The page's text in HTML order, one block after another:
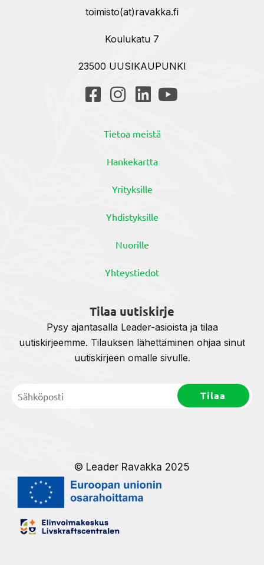
toimisto(at)ravakka.fi
Koulukatu 7
23500 UUSIKAUPUNKI
Tietoa meistä
Hankekartta
Yrityksille
Yhdistyksille
Nuorille
Yhteystiedot
Tilaa uutiskirje
Pysy ajantasalla Leader-asioista ja tilaa
uutiskirjeemme. Tilauksen lähettäminen ohjaa sinut
uutiskirjeen omalle sivulle.
© Leader Ravakka 2025